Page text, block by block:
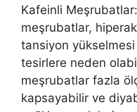
Kafeinli
meşrubatlar,
tansiyon yükselmesi
tesirlere neden
meşrubatlar fazla
kapsayabilir ve